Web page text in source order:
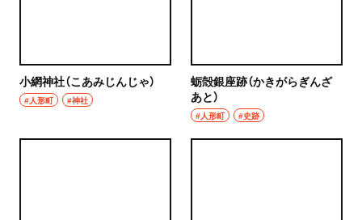
小網神社（こあみじんじゃ）
#人形町 #神社
蛎殻銀座跡（かきがらぎんざ
あと）
#人形町 #史跡